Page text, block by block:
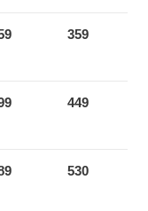
359
449
530